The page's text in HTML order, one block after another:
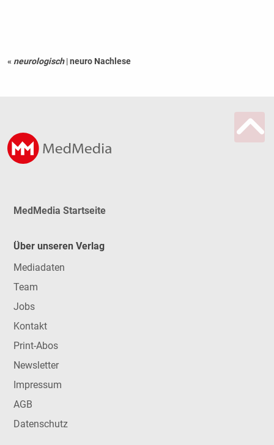
« neurologisch |neuro Nachlese
MedMedia Startseite
Über unseren Verlag
Mediadaten
Team
Jobs
Kontakt
Print-Abos
Newsletter
Impressum
AGB
Datenschutz